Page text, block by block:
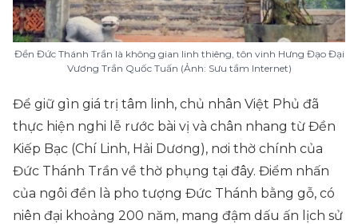
Đền Đức Thánh Trần là không gian linh thiêng, tôn vinh Hưng Đạo Đại
Vương Trần Quốc Tuấn (Ảnh: Sưu tầm Internet)
Để giữ gìn giá trị tâm linh, chủ nhân Việt Phủ đã
thực hiện nghi lễ rước bài vị và chân nhang từ Đền
Kiếp Bạc (Chí Linh, Hải Dương), nơi thờ chính của
Đức Thánh Trần về thờ phụng tại đây. Điểm nhấn
của ngôi đền là pho tượng Đức Thánh bằng gỗ, có
niên đại khoảng 200 năm, mang đậm dấu ấn lịch sử